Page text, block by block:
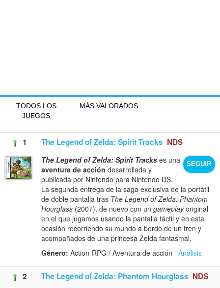
TODOS LOS
JUEGOS
MÁS VALORADOS
1 The Legend of Zelda: Spirit Tracks NDS
SEGUIR
The Legend of Zelda: Spirit Tracks es una
aventura de acción desarrollada y
publicada por Nintendo para Nintendo DS.
La segunda entrega de la saga exclusiva de la portátil
de doble pantalla tras The Legend of Zelda: Phantom
Hourglass (2007), de nuevo con un gameplayoriginal
en el que jugamos usando la pantalla táctil y en esta
ocasión recorriendo su mundo a bordo de un tren y
acompañados de una princesa Zelda fantasmal.
Género: Action-RPG / Aventura de acción Análisis
2 The Legend of Zelda: Phantom Hourglass NDS